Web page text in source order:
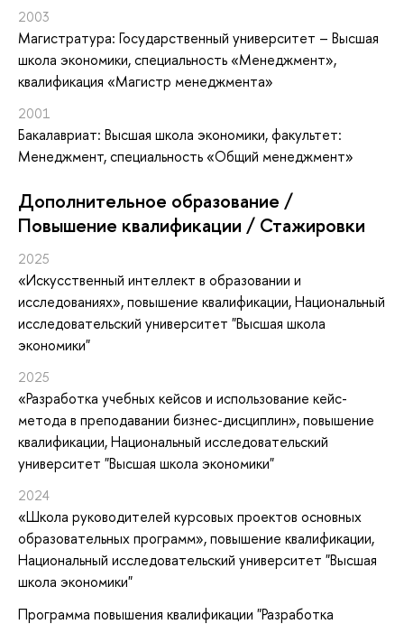
2003
Магистратура: Государственный университет – Высшая
школа экономики, специальность «Менеджмент»,
квалификация «Магистр менеджмента»
2001
Бакалавриат: Высшая школа экономики, факультет:
Менеджмент, специальность «Общий менеджмент»
Дополнительное образование /
Повышение квалификации / Стажировки
2025
«Искусственный интеллект в образовании и
исследованиях», повышение квалификации, Национальный
исследовательский университет "Высшая школа
экономики"
2025
«Разработка учебных кейсов и использование кейс-
метода в преподавании бизнес-дисциплин», повышение
квалификации, Национальный исследовательский
университет "Высшая школа экономики"
2024
«Школа руководителей курсовых проектов основных
образовательных программ», повышение квалификации,
Национальный исследовательский университет "Высшая
школа экономики"
Программа повышения квалификации "Разработка